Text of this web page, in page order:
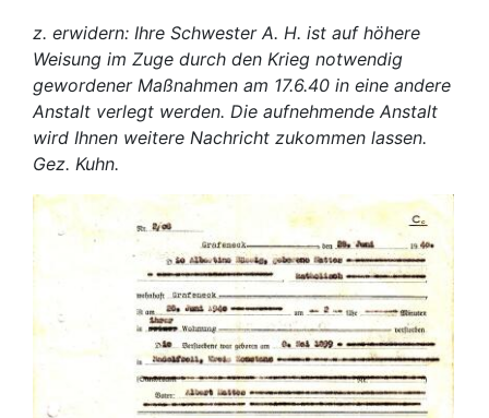
z. erwidern: Ihre Schwester A. H. ist auf höhere
Weisung im Zuge durch den Krieg notwendig
gewordener Maßnahmen am 17.6.40 in eine andere
Anstalt verlegt werden. Die aufnehmende Anstalt
wird Ihnen weitere Nachricht zukommen lassen.
Gez. Kuhn.